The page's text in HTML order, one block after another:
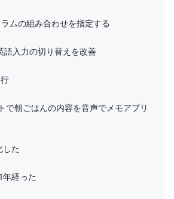
ムの組み合わせを指定する
語入力の切り替えを改善
で朝ごはんの内容を音声でメモアプリ
した
年経った